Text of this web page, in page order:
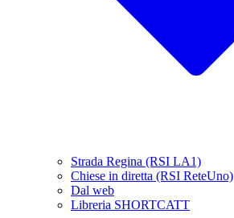
Strada Regina (RSI LA1)
Chiese in diretta (RSI ReteUno)
Dal web
Libreria SHORTCATT